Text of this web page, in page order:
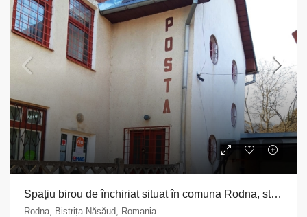
Spațiu birou de închiriat situat în comuna Rodna, str. Grăniceri, nr. 1021, județul Bistrița Năsăud
Rodna, Bistrița-Năsăud, Romania